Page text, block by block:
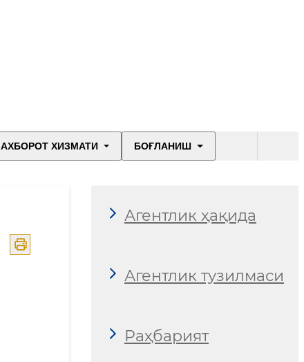
АХБОРОТ ХИЗМАТИ БОҒЛАНИШ
Агентлик ҳақида
Агентлик тузилмаси
Раҳбарият